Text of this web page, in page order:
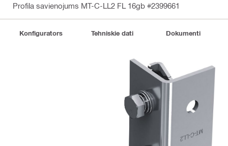
Profila savienojums MT-C-LL2 FL 16gb #2399661
Konfigurators Tehniskie dati Dokumenti